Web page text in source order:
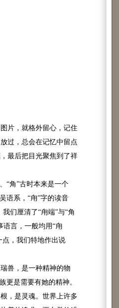
片，就格外留心，记住
过，总会在记忆中留点
最后把目光聚焦到了祥
“角”古时本来是一个
语系，“甪”字的读音
们厘清了“甪端”与“角
言，一般均用“甪
点，我们特地作出说
兽，是一种精神的物
更是需要有她的精神。
，是灵魂。世界上许多